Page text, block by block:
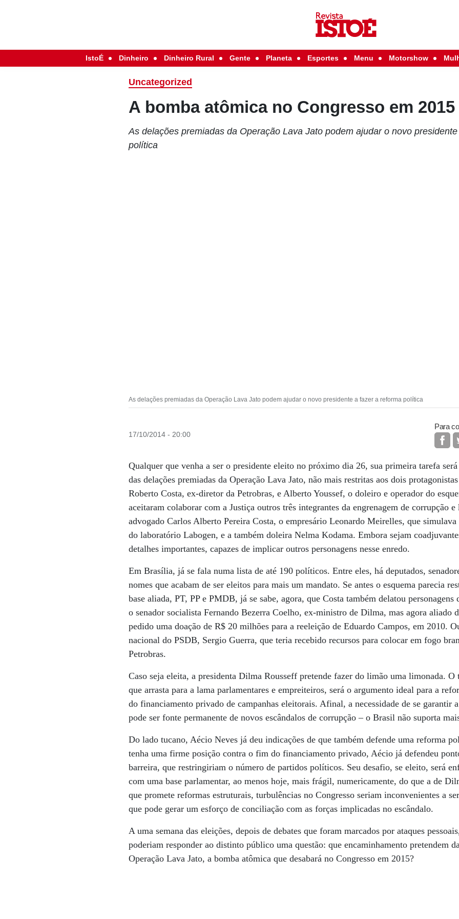
IstoÉ Dinheiro Dinheiro Rural Gente Planeta Esportes Menu Motorshow
Uncategorized
A bomba atômica no Congresso em 2015
As delações premiadas da Operação Lava Jato podem ajudar o novo
política
As delações premiadas da Operação Lava Jato podem ajudar o novo presidente a fazer a reforma política
17/10/2014 - 20:00
Para
Qualquer que venha a ser o presidente eleito no próximo dia 26, sua primeira tarefa
das delações premiadas da Operação Lava Jato, não mais restritas aos dois
Roberto Costa, ex-diretor da Petrobras, e Alberto Youssef, o doleiro e operador do
aceitaram colaborar com a Justiça outros três integrantes da engrenagem de corrupção
advogado Carlos Alberto Pereira Costa, o empresário Leonardo Meirelles, que
do laboratório Labogen, e a também doleira Nelma Kodama. Embora sejam
detalhes importantes, capazes de implicar outros personagens nesse enredo.
Em Brasília, já se fala numa lista de até 190 políticos. Entre eles, há deputados,
nomes que acabam de ser eleitos para mais um mandato. Se antes o esquema parecia
base aliada, PT, PP e PMDB, já se sabe, agora, que Costa também delatou personagens
o senador socialista Fernando Bezerra Coelho, ex-ministro de Dilma, mas agora aliado
pedido uma doação de R$ 20 milhões para a reeleição de Eduardo Campos, em 2010.
nacional do PSDB, Sergio Guerra, que teria recebido recursos para colocar em fogo
Petrobras.
Caso seja eleita, a presidenta Dilma Rousseff pretende fazer do limão uma ­limonada. O
que arrasta para a lama parlamentares e empreiteiros, será o argumento ideal para a
do financiamento privado de campanhas eleitorais. Afinal, a necessidade de se garantir
pode ser fonte permanente de novos escândalos de ­corrupção – o Brasil não suporta
Do lado tucano, Aécio Neves já deu indicações de que também defende uma reforma
tenha uma firme posição contra o fim do financiamento privado, Aécio já defendeu
barreira, que restringiriam o número de partidos políticos. Seu desafio, se eleito, será
com uma base parlamentar, ao menos hoje, mais frágil, numericamente, do que a de
que promete reformas estruturais, turbulências no Congresso seriam inconvenientes a
que pode gerar um esforço de conciliação com as forças implicadas no escândalo.
A uma semana das eleições, depois de debates que foram marcados por ataques
poderiam responder ao distinto público uma questão: que encaminhamento pretendem
Operação Lava Jato, a bomba atômica que desabará no Congresso em 2015?